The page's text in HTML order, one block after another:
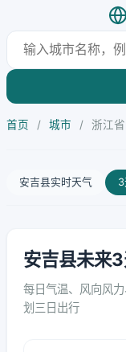
首页 / 城市 / 浙江省
安吉县实时天气
安吉县未来
每日气温、风向风
划三日出行